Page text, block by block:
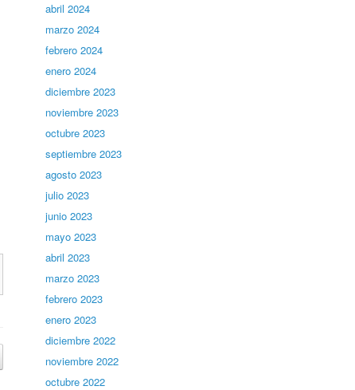
abril 2024
marzo 2024
febrero 2024
enero 2024
diciembre 2023
noviembre 2023
octubre 2023
septiembre 2023
agosto 2023
julio 2023
junio 2023
mayo 2023
abril 2023
marzo 2023
febrero 2023
enero 2023
diciembre 2022
noviembre 2022
octubre 2022